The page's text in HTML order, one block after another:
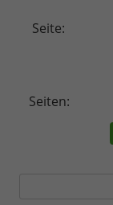
Seite:
Seiten: